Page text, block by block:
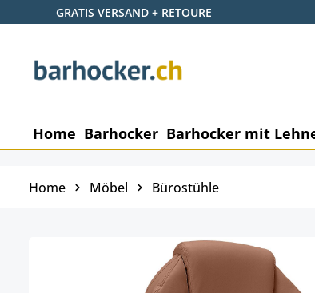
Hauptinhalt springen
Zur Suche springen
Zur Hauptnavigation springen
GRATIS VERSAND + RETOURE
Home Barhocker Barhocker mit
Home Möbel Bürostühle